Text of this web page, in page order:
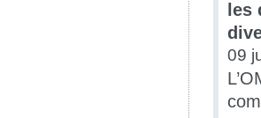
les
09